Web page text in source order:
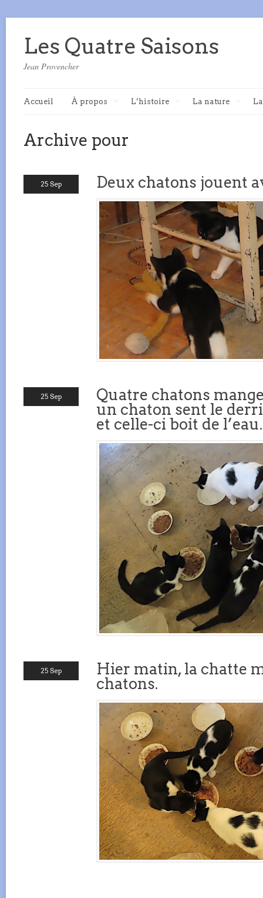
Les Quatre Saisons
Jean Provencher
Accueil À propos L’histoire La nature
Archive pour
25 Sep Deux chatons jouent
25 Sep
Quatre chatons
un chaton sent le
et celle-ci boit de l’eau.
25 Sep
Hier matin, la chatte
chatons.